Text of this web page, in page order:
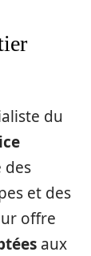
du
des
et des
offre
aux